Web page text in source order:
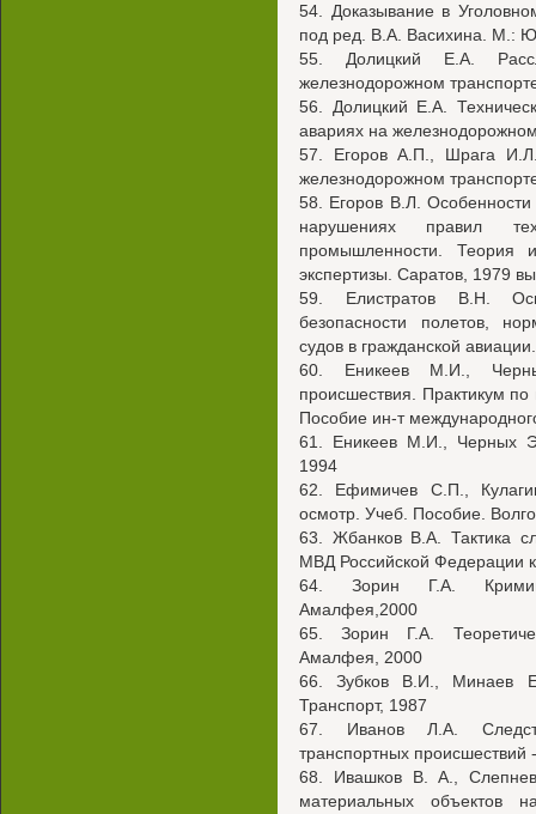
54. Доказывание в
под ред. В.А. Васихина. М.:
55. Долицкий Е.А.
железнодорожном
56. Долицкий Е.А.
авариях на
57. Егоров А.П., Шрага
железнодорожном
58. Егоров В.Л.
нарушениях правил
промышленности. Теория
экспертизы. Саратов, 1979
59. Елистратов В.Н.
безопасности полетов,
судов в гражданской
60. Еникеев М.И.,
происшествия. Практикум
Пособие ин-т
61. Еникеев М.И., Черных
1994
62. Ефимичев С.П.,
осмотр. Учеб. Пособие.
63. Жбанков В.А. Тактика
МВД Российской Федерации
64. Зорин Г.А.
Амалфея,2000
65. Зорин Г.А.
Амалфея, 2000
66. Зубков В.И., Минаев
Транспорт, 1987
67. Иванов Л.А.
транспортных происшествий
68. Ивашков В. А.,
материальных